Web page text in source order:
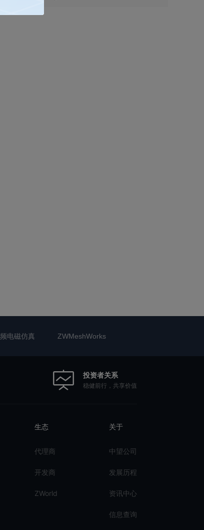
电磁仿真 ZWMeshWorks
投资者关系
稳健前行，共享价值
生态
代理商
开发商
ZWorld
关于
中望公司
发展历程
资讯中心
信息查询